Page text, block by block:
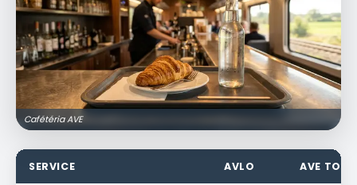
Cafétéria AVE
SERVICE AVLO AVE